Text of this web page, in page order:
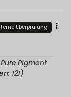
Überprüfung
Pigment
121)